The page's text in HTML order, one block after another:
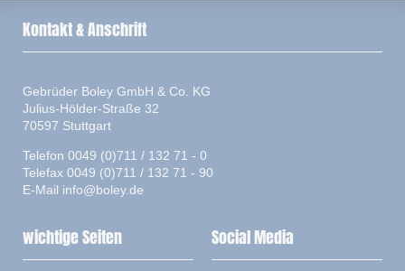
Kontakt & Anschrift
Gebrüder Boley GmbH & Co. KG
Julius-Hölder-Straße 32
70597 Stuttgart
Telefon 0049 (0)711 / 132 71 - 0
Telefax 0049 (0)711 / 132 71 - 90
E-Mail info@boley.de
wichtige Seiten Social Media